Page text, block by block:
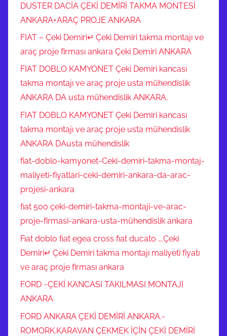
t
s
e
n
e
k
l
e
r
y
l
e
Ç
e
d
e
m
i
DUSTER DACİA ÇEKİ DEMİRİ TAKMA MONTESİ
ANKARA+ARAÇ PROJE ANKARA
FIAT – Çeki Demiri↵ Çeki Demiri takma montajı ve
araç proje firması ankara Çeki Demiri ANKARA
FIAT DOBLO KAMYONET Çeki Demiri kancası
takma montajı ve araç proje usta mühendislik
ANKARA DA usta mühendislik ANKARA.
FIAT DOBLO KAMYONET Çeki Demiri kancası
takma montajı ve araç proje usta mühendislik
ANKARA DAusta mühendislik
fiat-doblo-kamyonet-Ceki-demiri-takma-montaj-
maliyeti-fiyatlari-ceki-demiri-ankara-da-arac-
projesi-ankara
fıat 500 çeki-demiri-takma-montaji-ve-arac-
proje-firmasi-ankara-usta-mühendislik ankara
Fıat doblo fıat egea cross fıat ducato ….Çeki
Demiri↵ Çeki Demiri takma montajı maliyeti fiyatı
ve araç proje firması ankara
FORD ~ÇEKİ KANCASI TAKILMASI MONTAJI
ANKARA
FORD ANKARA ÇEKİ DEMİRİ ANKARA.-
ROMORK.KARAVAN ÇEKMEK İÇİN ÇEKİ DEMİRİ